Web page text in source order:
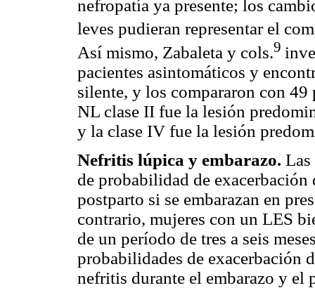
nefropatía ya presente; los
leves pudieran representar el
Así mismo, Zabaleta y cols.9
pacientes asintomáticos y
silente, y los compararon con
NL clase II fue la lesión
y la clase IV fue la lesión
Nefritis lúpica y embarazo. Las
de probabilidad de
postparto si se embarazan en
contrario, mujeres con un LES
de un período de tres a seis
probabilidades de exacerbación
nefritis durante el embarazo y el